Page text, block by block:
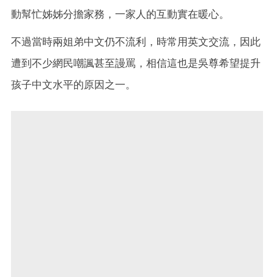
動幫忙姊姊分擔家務，一家人的互動實在暖心。
不過當時兩姐弟中文仍不流利，時常用英文交流，因此
遭到不少網民嘲諷甚至謾罵，相信這也是吳尊希望提升
孩子中文水平的原因之一。